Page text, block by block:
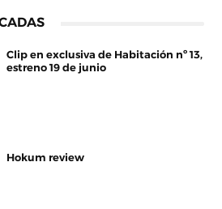
Clip en exclusiva de Habitación nº 13,
estreno 19 de junio
Hokum review